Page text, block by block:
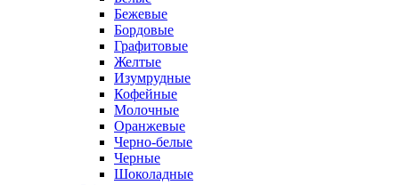
Бежевые
Бордовые
Графитовые
Желтые
Изумрудные
Кофейные
Молочные
Оранжевые
Черно-белые
Черные
Шоколадные